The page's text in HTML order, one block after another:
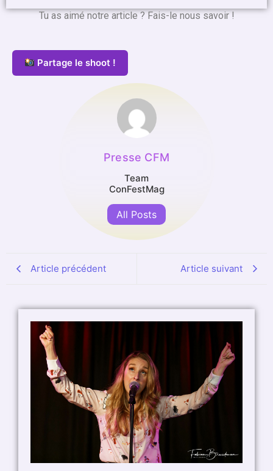
Tu as aimé notre article ? Fais-le nous savoir !
Partage le shoot !
Presse CFM
Team
ConFestMag
All Posts
Article précédent Article suivant